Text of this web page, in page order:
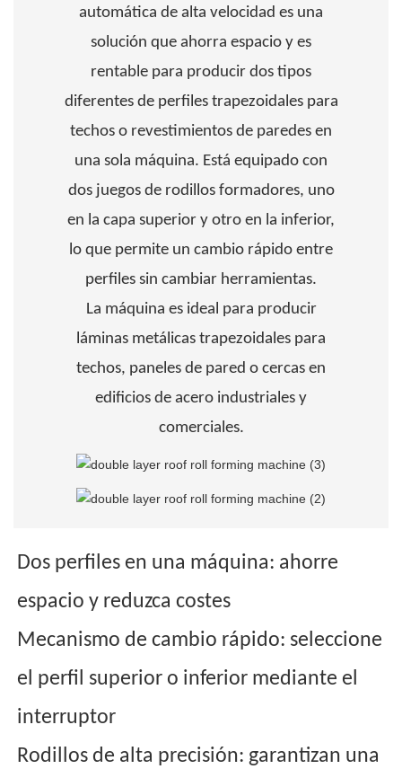
automática de alta velocidad es una
solución que ahorra espacio y es
rentable para producir dos tipos
diferentes de perfiles trapezoidales para
techos o revestimientos de paredes en
una sola máquina. Está equipado con
dos juegos de rodillos formadores, uno
en la capa superior y otro en la inferior,
lo que permite un cambio rápido entre
perfiles sin cambiar herramientas.
La máquina es ideal para producir
láminas metálicas trapezoidales para
techos, paneles de pared o cercas en
edificios de acero industriales y
comerciales.
Dos perfiles en una máquina: ahorre
espacio y reduzca costes
Mecanismo de cambio rápido: seleccione
el perfil superior o inferior mediante el
interruptor
Rodillos de alta precisión: garantizan una